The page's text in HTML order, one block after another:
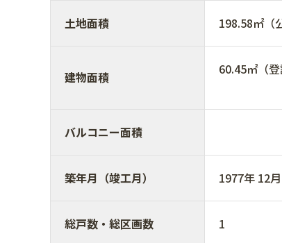
土地面積 198.58㎡（
建物面積 60.45㎡（登
バルコニー面積
築年月（竣工月） 1977年 12月
総戸数・総区画数 1